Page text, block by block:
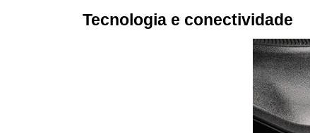
Tecnologia e conectividade